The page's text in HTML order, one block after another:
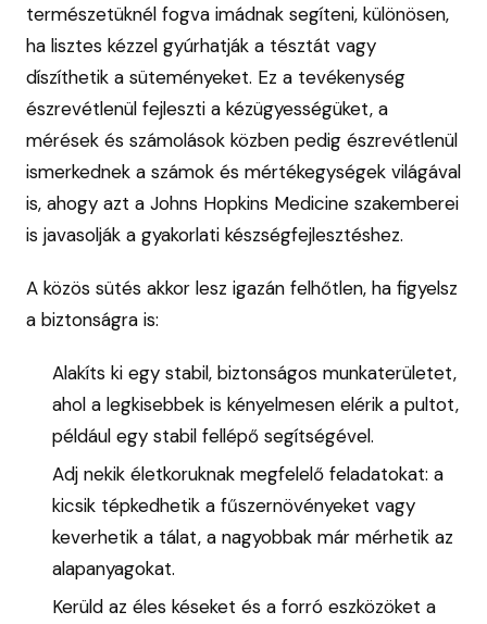
természetüknél fogva imádnak segíteni, különösen,
ha lisztes kézzel gyúrhatják a tésztát vagy
díszíthetik a süteményeket. Ez a tevékenység
észrevétlenül fejleszti a kézügyességüket, a
mérések és számolások közben pedig észrevétlenül
ismerkednek a számok és mértékegységek világával
is, ahogy azt a Johns Hopkins Medicine szakemberei
is javasolják a gyakorlati készségfejlesztéshez.
A közös sütés akkor lesz igazán felhőtlen, ha figyelsz
a biztonságra is:
Alakíts ki egy stabil, biztonságos munkaterületet,
ahol a legkisebbek is kényelmesen elérik a pultot,
például egy stabil fellépő segítségével.
Adj nekik életkoruknak megfelelő feladatokat: a
kicsik tépkedhetik a fűszernövényeket vagy
keverhetik a tálat, a nagyobbak már mérhetik az
alapanyagokat.
Kerüld az éles késeket és a forró eszközöket a